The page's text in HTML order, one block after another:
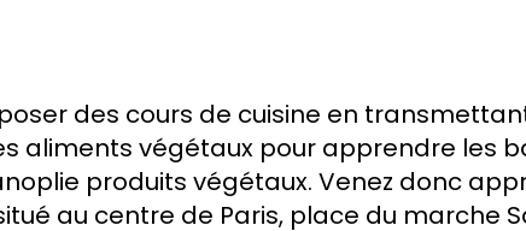
des cours de cuisine en
aliments végétaux pour apprendre les
produits végétaux. Venez donc
au centre de Paris, place du marche